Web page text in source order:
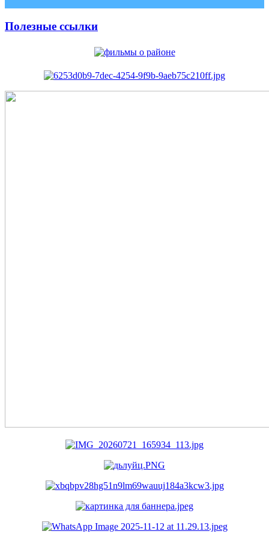
Полезные ссылки